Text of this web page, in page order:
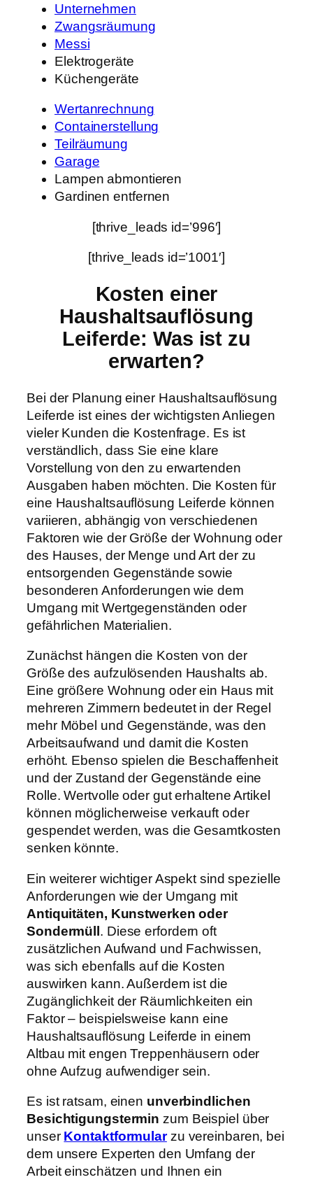
Unternehmen
Zwangsräumung
Messi
Elektrogeräte
Küchengeräte
Wertanrechnung
Containerstellung
Teilräumung
Garage
Lampen abmontieren
Gardinen entfernen
[thrive_leads id=’996′]
[thrive_leads id=’1001′]
Kosten einer
Haushaltsauflösung
Leiferde: Was ist zu
erwarten?
Bei der Planung einer Haushaltsauflösung
Leiferde ist eines der wichtigsten Anliegen
vieler Kunden die Kostenfrage. Es ist
verständlich, dass Sie eine klare
Vorstellung von den zu erwartenden
Ausgaben haben möchten. Die Kosten für
eine Haushaltsauflösung Leiferde können
variieren, abhängig von verschiedenen
Faktoren wie der Größe der Wohnung oder
des Hauses, der Menge und Art der zu
entsorgenden Gegenstände sowie
besonderen Anforderungen wie dem
Umgang mit Wertgegenständen oder
gefährlichen Materialien.
Zunächst hängen die Kosten von der
Größe des aufzulösenden Haushalts ab.
Eine größere Wohnung oder ein Haus mit
mehreren Zimmern bedeutet in der Regel
mehr Möbel und Gegenstände, was den
Arbeitsaufwand und damit die Kosten
erhöht. Ebenso spielen die Beschaffenheit
und der Zustand der Gegenstände eine
Rolle. Wertvolle oder gut erhaltene Artikel
können möglicherweise verkauft oder
gespendet werden, was die Gesamtkosten
senken könnte.
Ein weiterer wichtiger Aspekt sind spezielle
Anforderungen wie der Umgang mit
Antiquitäten, Kunstwerken oder
Sondermüll. Diese erfordern oft
zusätzlichen Aufwand und Fachwissen,
was sich ebenfalls auf die Kosten
auswirken kann. Außerdem ist die
Zugänglichkeit der Räumlichkeiten ein
Faktor – beispielsweise kann eine
Haushaltsauflösung Leiferde in einem
Altbau mit engen Treppenhäusern oder
ohne Aufzug aufwendiger sein.
Es ist ratsam, einen unverbindlichen
Besichtigungstermin zum Beispiel über
unser Kontaktformularzu vereinbaren, bei
dem unsere Experten den Umfang der
Arbeit einschätzen und Ihnen ein